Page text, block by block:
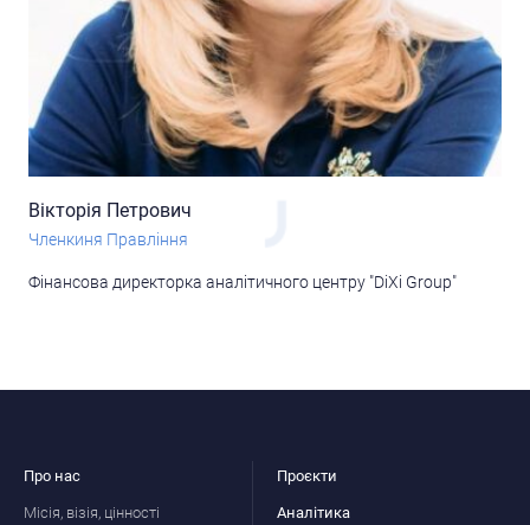
Вікторія Петрович
Членкиня Правління
Фінансова директорка аналітичного центру "DiXi Group"
Про нас
Місія, візія, цінності
Проєкти
Аналітика